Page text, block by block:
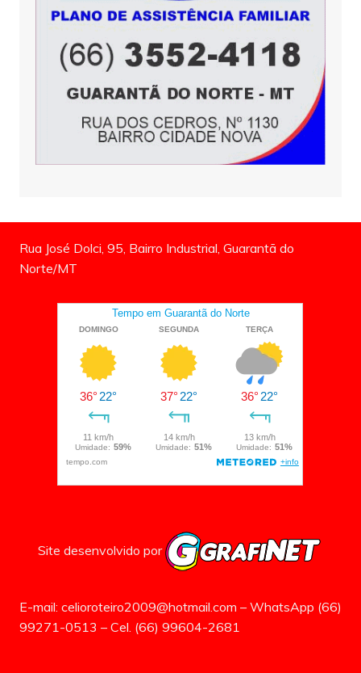
Rua José Dolci, 95, Bairro Industrial, Guarantã do
Norte/MT
Site desenvolvido por
E-mail: celioroteiro2009@hotmail.com – WhatsApp (66)
99271-0513 – Cel. (66) 99604-2681